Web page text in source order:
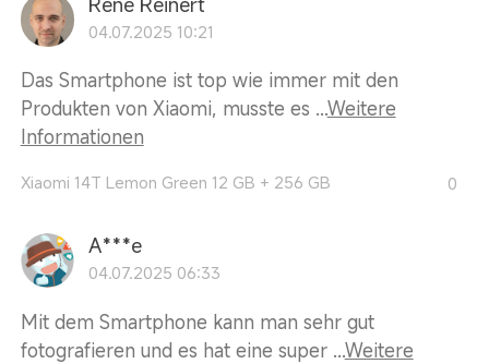
04.07.2025 10:21
Das Smartphone ist top wie immer mit den
Produkten von Xiaomi, musste es ...Weitere
Informationen
Xiaomi 14T Lemon Green 12 GB + 256 GB 0
A***e
04.07.2025 06:33
Mit dem Smartphone kann man sehr gut
fotografieren und es hat eine super ...Weitere